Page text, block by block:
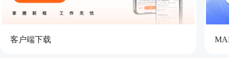
客户端下载